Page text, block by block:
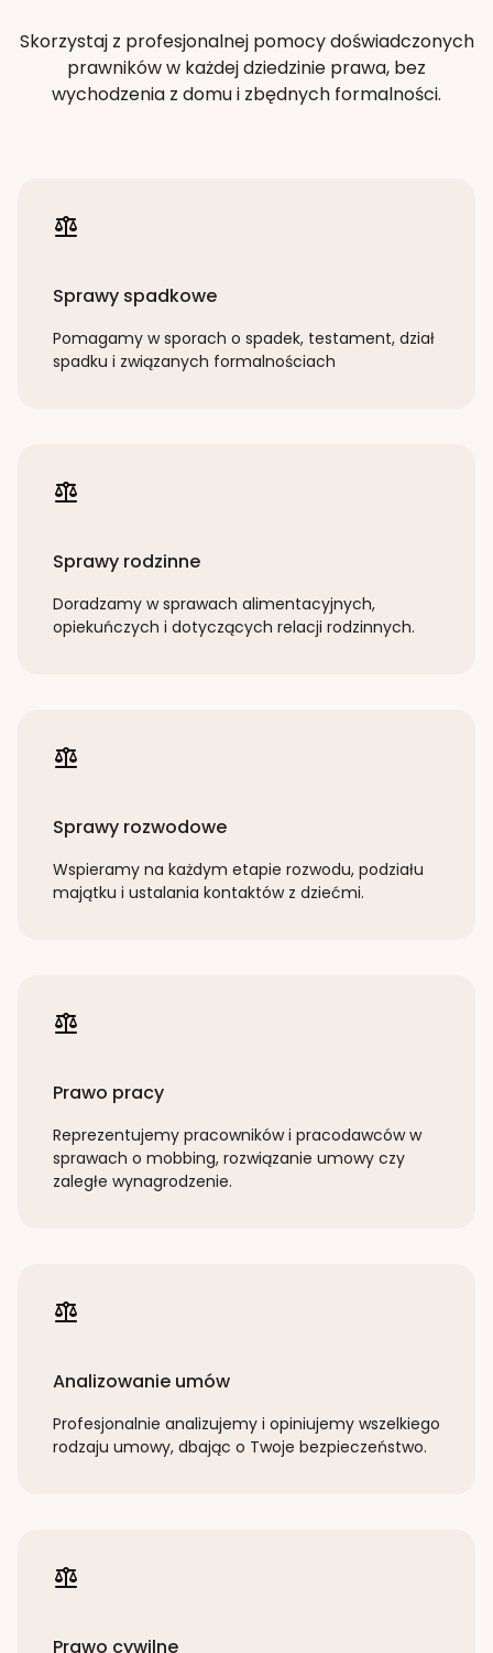
Skorzystaj z profesjonalnej pomocy doświadczonych
prawników w każdej dziedzinie prawa, bez
wychodzenia z domu i zbędnych formalności.
Sprawy spadkowe
Pomagamy w sporach o spadek, testament, dział
spadku i związanych formalnościach
Sprawy rodzinne
Doradzamy w sprawach alimentacyjnych,
opiekuńczych i dotyczących relacji rodzinnych.
Sprawy rozwodowe
Wspieramy na każdym etapie rozwodu, podziału
majątku i ustalania kontaktów z dziećmi.
Prawo pracy
Reprezentujemy pracowników i pracodawców w
sprawach o mobbing, rozwiązanie umowy czy
zaległe wynagrodzenie.
Analizowanie umów
Profesjonalnie analizujemy i opiniujemy wszelkiego
rodzaju umowy, dbając o Twoje bezpieczeństwo.
Prawo cywilne